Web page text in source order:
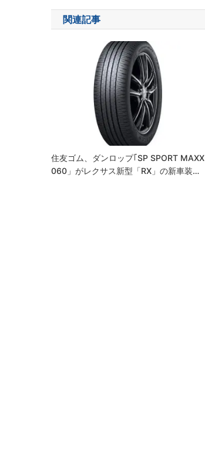
ナ
ビ
関連記事
住友ゴム、ダンロップ｢SP SPORT MAXX
060」がレクサス新型「RX」の新車装…